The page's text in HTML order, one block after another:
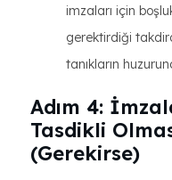
imzaları için
gerektirdiği
tanıkların
Adım 4:
Tasdikli
(Gerekirse)